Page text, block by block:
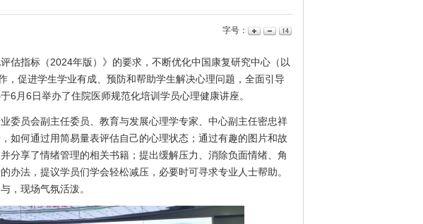
字号：
估指标（2024年版）》的要求，不断优化中国康复研究中心（以
，促进学生学业有成、预防和帮助学生解决心理问题，全面引导
6月6日举办了住院医师规范化培训学员心理健康讲座。
委员会副主任委员、教育与发展心理学专家、中心副主任密忠祥
如何通过用简易量表评估自己的心理状态；通过有趣的图片和故
分享了情绪管理的相关书籍；提出缓解压力、消除负面情绪、角
办法，提议学员们学会轻松减压，必要时可寻求专业人士帮助。
，现场气氛活泼。